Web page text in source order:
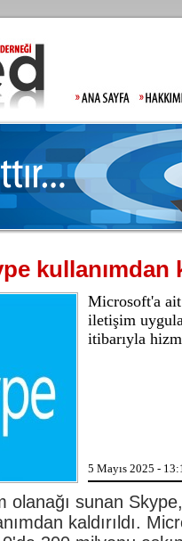
kullanımdan
Microsoft'a
iletişim
itibarıyla
5 Mayıs 2025 -
sunan Skype,
kaldırıldı.
devam ediyor.
futbolculardan
ayak bileğinde
tespit edildiğini
Ulus'ta esnaf
parti
etti.